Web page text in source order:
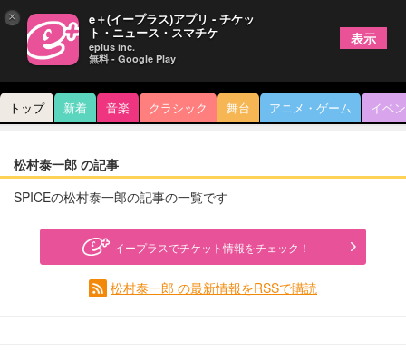
トップ 新着 音楽 クラシック 舞台 アニメ・ゲーム イベ
松村泰一郎 の記事
SPICEの松村泰一郎の記事の一覧です
イープラスでチケット情報をチェック！
松村泰一郎 の最新情報をRSSで購読
× e＋(イープラス)アプリ - チケッ
ト・ニュース・スマチケ
eplus inc.
無料 - Google Play
表示